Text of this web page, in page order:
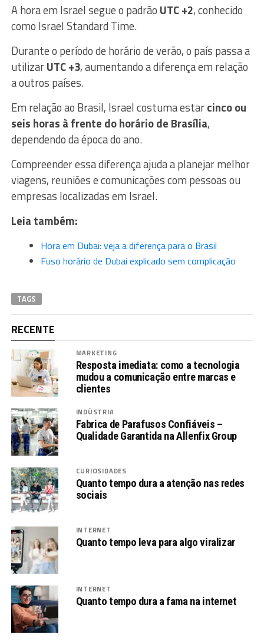
A hora em Israel segue o padrão UTC +2, conhecido
como Israel Standard Time.
Durante o período de horário de verão, o país passa a
utilizarUTC +3, aumentando a diferença em relação
a outros países.
Em relação ao Brasil, Israel costuma estarcinco ou
seis horas à frente do horário de Brasília,
dependendo da época do ano.
Compreender essa diferença ajuda a planejar melhor
viagens, reuniões e comunicações com pessoas ou
empresas localizadas em Israel.
Leia também:
Hora em Dubai: veja a diferença para o Brasil
Fuso horário de Dubai explicado sem complicação
TAGS
RECENTE
MARKETING
Resposta imediata: como a tecnologia
mudou a comunicação entre marcas e
clientes
INDÚSTRIA
Fabrica de Parafusos Confiáveis –
Qualidade Garantida na Allenfix Group
CURIOSIDADES
Quanto tempo dura a atenção nas redes
sociais
INTERNET
Quanto tempo leva para algo viralizar
INTERNET
Quanto tempo dura a fama na internet